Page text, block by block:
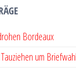
Bordeaux
um